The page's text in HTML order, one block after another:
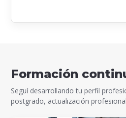
Formación
Seguí desarrollando tu perfil
postgrado, actualización